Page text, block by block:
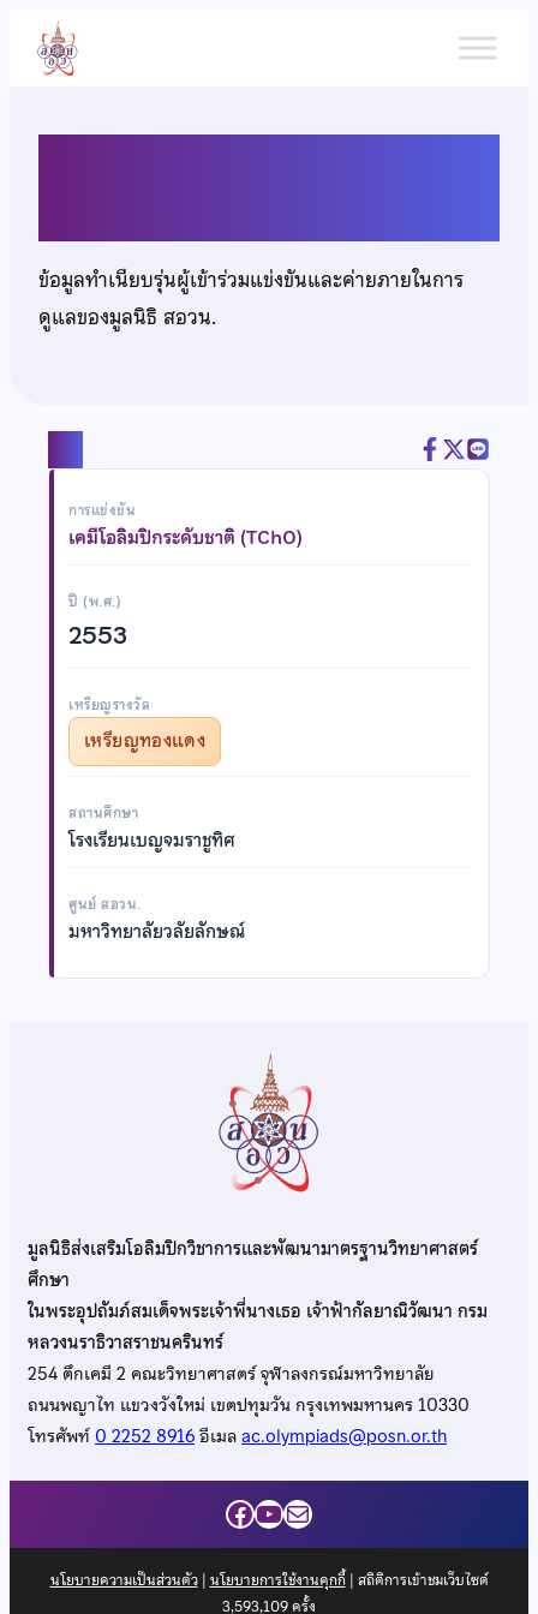
เนื้อหา
ข้อมูลทำเนียบรุ่นผู้เข้าร่วมแข่งขันและค่ายภายในการ
ดูแลของมูลนิธิ สอวน.
การแข่งขัน
เคมีโอลิมปิกระดับชาติ (TChO)
ปี (พ.ศ.)
2553
เหรียญรางวัล
เหรียญทองแดง
สถานศึกษา
โรงเรียนเบญจมราชูทิศ
ศูนย์ สอวน.
มหาวิทยาลัยวลัยลักษณ์
มูลนิธิส่งเสริมโอลิมปิกวิชาการและพัฒนามาตรฐานวิทยาศาสตร์
ศึกษา
ในพระอุปถัมภ์สมเด็จพระเจ้าพี่นางเธอ เจ้าฟ้ากัลยาณิวัฒนา กรม
หลวงนราธิวาสราชนครินทร์
254 ตึกเคมี 2 คณะวิทยาศาสตร์ จุฬาลงกรณ์มหาวิทยาลัย
ถนนพญาไท แขวงวังใหม่ เขตปทุมวัน กรุงเทพมหานคร 10330
โทรศัพท์0 2252 8916อีเมลac.olympiads@posn.or.th
Facebook
YouTube
Mail
นโยบายความเป็นส่วนตัว| นโยบายการใช้งานคุกกี้| สถิติการเข้าชมเว็บไซต์
3,593,109ครั้ง